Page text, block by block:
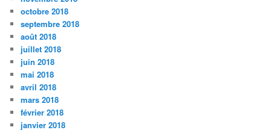
octobre 2018
septembre 2018
août 2018
juillet 2018
juin 2018
mai 2018
avril 2018
mars 2018
février 2018
janvier 2018